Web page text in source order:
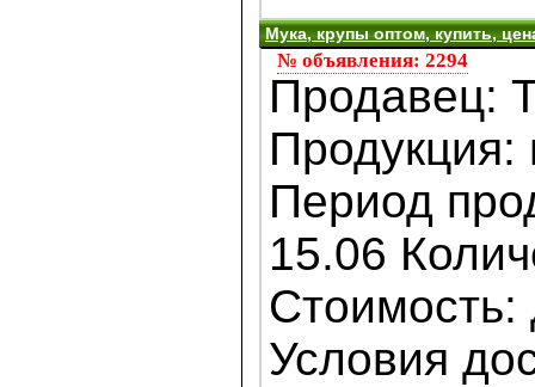
№ объявления: 2294
Мука, крупы оптом, купить,
Продавец:
Продукция:
Период
15.06
Стоимость:
Условия